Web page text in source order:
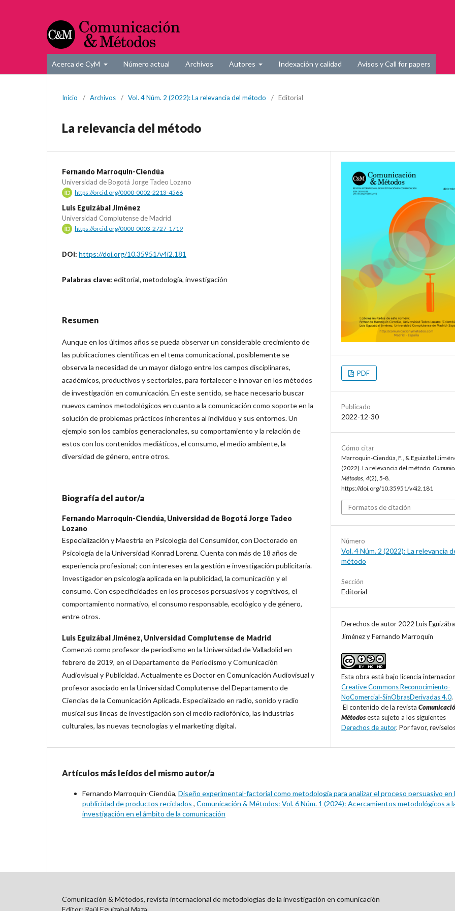
Acerca de CyM Número actual Archivos Autores Indexación y calidad Avisos y Call for papers
Inicio / Archivos / Vol. 4 Núm. 2 (2022): La relevancia del método / Editorial
La relevancia del método
Fernando Marroquin-Ciendúa
Universidad de Bogotá Jorge Tadeo Lozano
https://orcid.org/0000-0002-2213-4566
Luis Eguizábal Jiménez
Universidad Complutense de Madrid
https://orcid.org/0000-0003-2727-1719
DOI: https://doi.org/10.35951/v4i2.181
Palabras clave: editorial, metodología, investigación
Resumen
Aunque en los últimos años se pueda observar un considerable crecimiento de
las publicaciones científicas en el tema comunicacional, posiblemente se
observa la necesidad de un mayor dialogo entre los campos disciplinares,
académicos, productivos y sectoriales, para fortalecer e innovar en los métodos
de investigación en comunicación. En este sentido, se hace necesario buscar
nuevos caminos metodológicos en cuanto a la comunicación como soporte en la
solución de problemas prácticos inherentes al individuo y sus entornos. Un
ejemplo son los cambios generacionales, su comportamiento y la relación de
estos con los contenidos mediáticos, el consumo, el medio ambiente, la
diversidad de género, entre otros.
Biografía del autor/a
Fernando Marroquin-Ciendúa, Universidad de Bogotá Jorge Tadeo
Lozano
Especialización y Maestría en Psicología del Consumidor, con Doctorado en
Psicología de la Universidad Konrad Lorenz. Cuenta con más de 18 años de
experiencia profesional; con intereses en la gestión e investigación publicitaria.
Investigador en psicología aplicada en la publicidad, la comunicación y el
consumo. Con especificidades en los procesos persuasivos y cognitivos, el
comportamiento normativo, el consumo responsable, ecológico y de género,
entre otros.
Luis Eguizábal Jiménez, Universidad Complutense de Madrid
Comenzó como profesor de periodismo en la Universidad de Valladolid en
febrero de 2019, en el Departamento de Periodismo y Comunicación
Audiovisual y Publicidad. Actualmente es Doctor en Comunicación Audiovisual y
profesor asociado en la Universidad Complutense del Departamento de
Ciencias de la Comunicación Aplicada. Especializado en radio, sonido y radio
musical sus líneas de investigación son el medio radiofónico, las industrias
culturales, las nuevas tecnologías y el marketing digital.
PDF
Publicado
2022-12-30
Cómo citar
Marroquin-Ciendúa, F., & Eguizábal
(2022). La relevancia del método.
Métodos 4(2), 5-8.
https://doi.org/10.35951/v4i2.181
Formatos de citación
Número
Vol. 4 Núm. 2 (2022): La relevancia
método
Sección
Editorial
Derechos de autor 2022 Luis
Jiménez y Fernando Marroquín
Esta obra está bajo licencia
Creative Commons Reconocimiento-
NoComercial-SinObrasDerivadas 4.0.
El contenido de la revista
Métodosesta sujeto a los siguientes
Derechos de autor. Por favor,
Artículos más leídos del mismo autor/a
Fernando Marroquín-Ciendúa, Diseño experimental-factorial como metodología para analizar el proceso persuasivo en
publicidad de productos reciclados , Comunicación & Métodos: Vol. 6 Núm. 1 (2024): Acercamientos metodológicos a
investigación en el ámbito de la comunicación
Comunicación & Métodos, revista internacional de metodologías de la investigación en comunicación
Editor: Raúl Eguizabal Maza